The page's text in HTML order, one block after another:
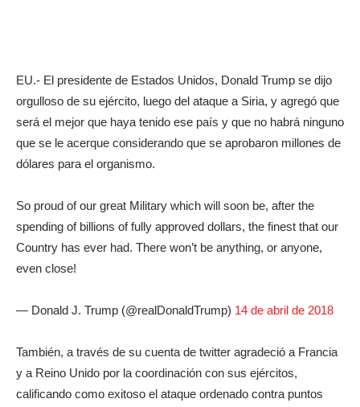
EU.- El presidente de Estados Unidos, Donald Trump se dijo
orgulloso de su ejército, luego del ataque a Siria, y agregó que
será el mejor que haya tenido ese país y que no habrá ninguno
que se le acerque considerando que se aprobaron millones de
dólares para el organismo.
So proud of our great Military which will soon be, after the
spending of billions of fully approved dollars, the finest that our
Country has ever had. There won’t be anything, or anyone,
even close!
— Donald J. Trump (@realDonaldTrump) 14 de abril de 2018
También, a través de su cuenta de twitter agradeció a Francia
y a Reino Unido por la coordinación con sus ejércitos,
calificando como exitoso el ataque ordenado contra puntos